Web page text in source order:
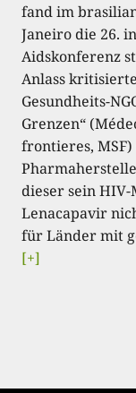
fand im
Janeiro die 26.
Aidskonferenz
Anlass
Gesundheits-
Grenzen“
frontieres, MSF)
dieser sein
Lenacapavir
für Länder mit
[+]